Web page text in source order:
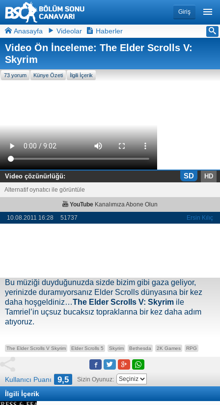
Giriş
Anasayfa Videolar Haberler
Video Ön İnceleme: The Elder Scrolls V:
Skyrim
73 yorum Künye Özeti İlgili İçerik
Video çözünürlüğü: HD
SD
Alternatif oynatıcı ile görüntüle
YouTube Kanalımıza Abone Olun
10.08.2011 16:28
51737 Ersin Kılıç
Bu müziği duyduğunuzda sizde bizim gibi gaza geliyor,
yerinizde duramıyorsanız Elder Scrolls dünyasına bir kez
daha hoşgeldiniz…The Elder Scrolls V: Skyrim ile
Tamriel’in uçsuz bucaksız topraklarına bir kez daha adım
atıyoruz.
The Elder Scrolls V Skyrim Elder Scrolls 5 Skyrim Bethesda 2K Games RPG
Kullanıcı Puanı 9,5 Sizin Oyunuz:
İlgili İçerik